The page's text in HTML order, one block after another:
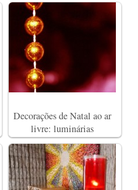
Decorações de Natal ao ar
livre: luminárias